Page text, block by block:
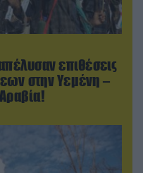
επιθέσεις
στην Υεμένη –